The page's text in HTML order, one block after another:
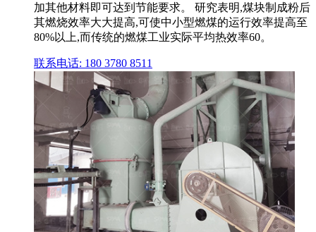
加其他材料即可达到节能要求。 研究表明,煤块制成粉后
其燃烧效率大大提高,可使中小型燃煤的运行效率提高至
80%以上,而传统的燃煤工业实际平均热效率60。
联系电话: 180 3780 8511